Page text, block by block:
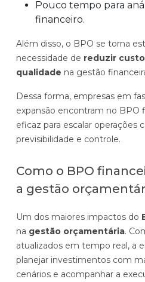
Pouco tempo para
financeiro.
Além disso, o BPO se torna
necessidade de reduzir
qualidade na gestão
Dessa forma, empresas em
expansão encontram no BPO
eficaz para escalar operações
previsibilidade e controle.
Como o BPO
a gestão
Um dos maiores impactos do
na gestão orçamentária.
atualizados em tempo real, a
planejar investimentos com
cenários e acompanhar a